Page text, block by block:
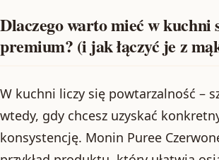
Dlaczego warto mieć w kuchni
premium? (i jak łączyć je z
W kuchni liczy się powtarzalność –
wtedy, gdy chcesz uzyskać
konsystencję. Monin Puree